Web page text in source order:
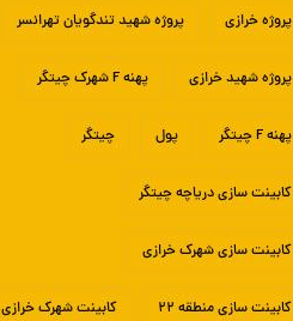
پروژه خرازی پروژه شهید تندگویان تهرانسر
پروژه شهید خرازی پهنه F شهرک چیتگر
پهنه F چیتگر پول چیتگر
کابینت سازی دریاچه چیتگر
کابینت سازی شهرک خرازی
کابینت سازی منطقه ۲۲ کابینت شهرک خرازی